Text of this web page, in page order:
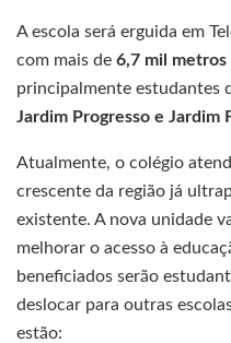
A escola será erguida em
com mais de 6,7 mil metros
principalmente estudantes
Jardim Progresso e Jardim
Atualmente, o colégio
crescente da região já
existente. A nova unidade
melhorar o acesso à
beneficiados serão
deslocar para outras
estão: